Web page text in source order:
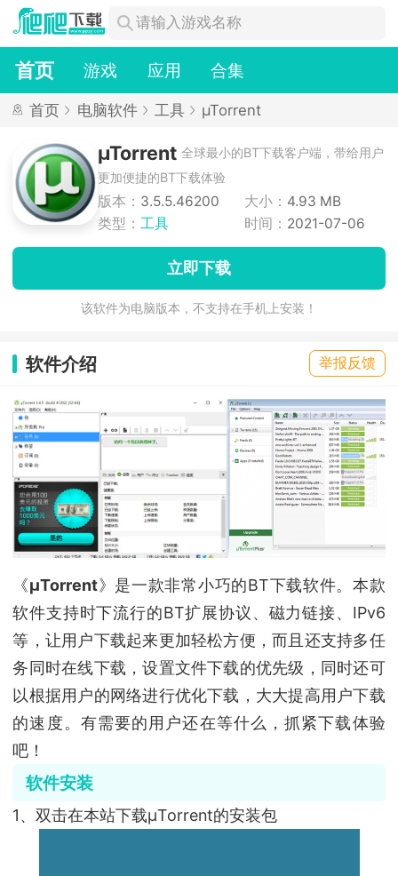
首页 游戏 应用 合集
首页 电脑软件 工具 µTorrent
µTorrent 全球最小的BT下载客户端，带给用户
更加便捷的BT下载体验
版本： 3.5.5.46200 大小： 4.93 MB
类型： 工具 时间： 2021-07-06
立即下载
该软件为电脑版本，不支持在手机上安装！
软件介绍 举报反馈
《μTorrent》是一款非常小巧的BT下载软件。本款
软件支持时下流行的BT扩展协议、磁力链接、IPv6
等，让用户下载起来更加轻松方便，而且还支持多任
务同时在线下载，设置文件下载的优先级，同时还可
以根据用户的网络进行优化下载，大大提高用户下载
的速度。有需要的用户还在等什么，抓紧下载体验
吧！
软件安装
1、双击在本站下载µTorrent的安装包